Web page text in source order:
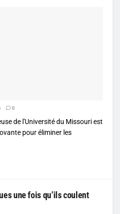
0
de l'Université du Missouri est
pour éliminer les
une fois qu’ils coulent